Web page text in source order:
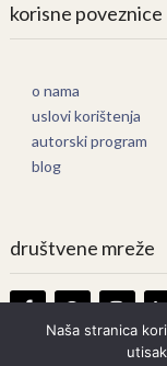
korisne poveznice
o nama
uslovi korištenja
autorski program
blog
društvene mreže
Naša stranica